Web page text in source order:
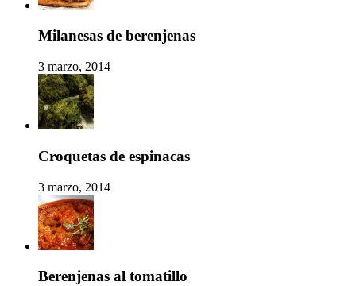
Milanesas de berenjenas
3 marzo, 2014
Croquetas de espinacas
3 marzo, 2014
Berenjenas al tomatillo